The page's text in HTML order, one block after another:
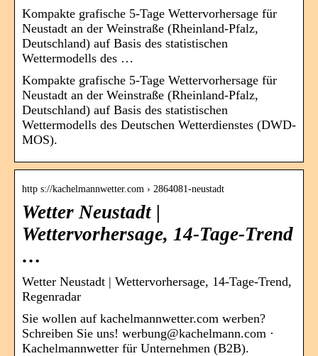
Kompakte grafische 5-Tage Wettervorhersage für
Neustadt an der Weinstraße (Rheinland-Pfalz,
Deutschland) auf Basis des statistischen
Wettermodells des …
Kompakte grafische 5-Tage Wettervorhersage für
Neustadt an der Weinstraße (Rheinland-Pfalz,
Deutschland) auf Basis des statistischen
Wettermodells des Deutschen Wetterdienstes (DWD-
MOS).
http s://kachelmannwetter.com › 2864081-neustadt
Wetter Neustadt |
Wettervorhersage, 14-Tage-Trend
…
Wetter Neustadt | Wettervorhersage, 14-Tage-Trend,
Regenradar
Sie wollen auf kachelmannwetter.com werben?
Schreiben Sie uns! werbung@kachelmann.com ·
Kachelmannwetter für Unternehmen (B2B).